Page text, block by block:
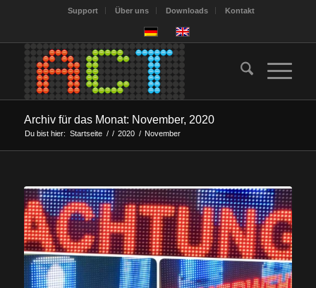
Support Über uns Downloads Kontakt
Archiv für das Monat: November, 2020
Du bist hier: Startseite / / 2020 / November